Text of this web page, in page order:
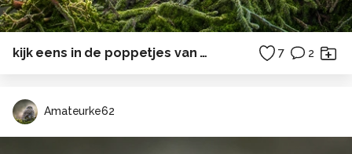
kijk eens in de poppetjes van mijn ogen... 7 2
Amateurke62